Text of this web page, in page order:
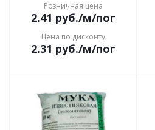
Розничная цена
2.41 руб./м/пог
Цена по дисконту
2.31 руб./м/пог